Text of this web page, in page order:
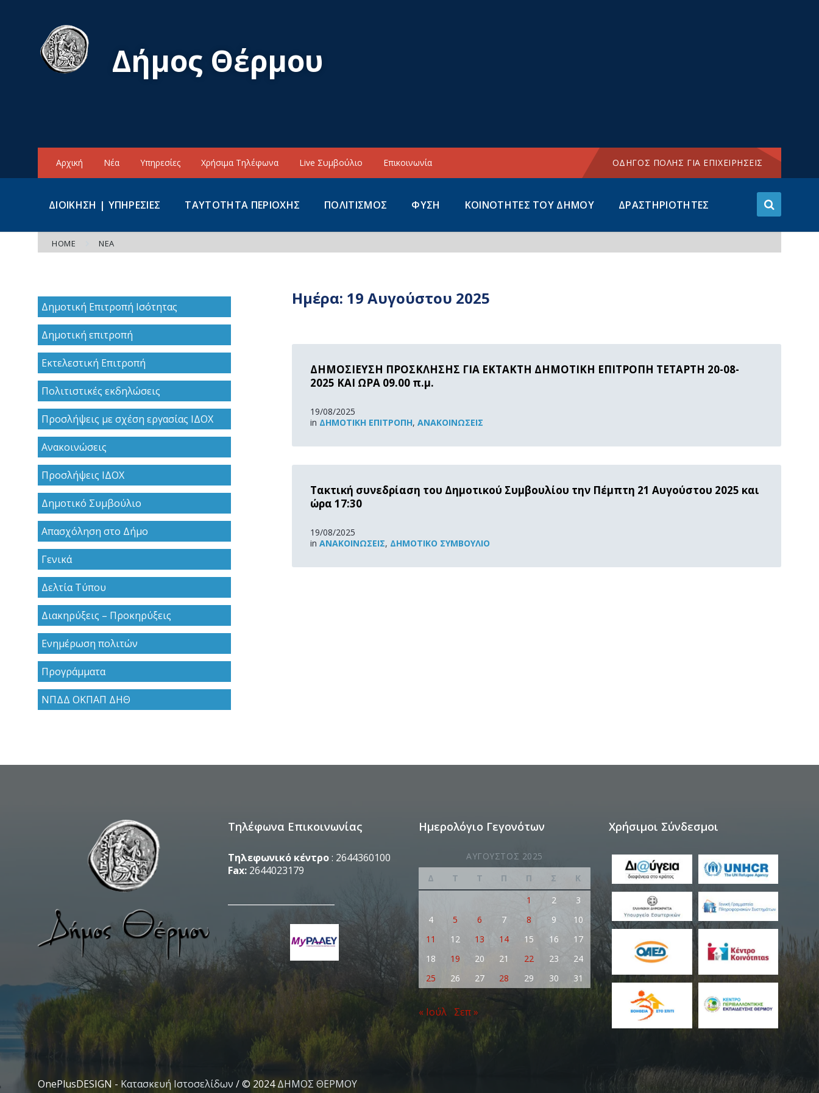
navigation
Δήμος Θέρμου
Αρχική Νέα Υπηρεσίες Χρήσιμα Τηλέφωνα Live Συμβούλιο Επικοινωνία
Choose
language:
ΟΔΗΓΟΣ ΠΟΛΗΣ ΓΙΑ ΕΠΙΧΕΙΡΗΣΕΙΣ
ΔΙΟΙΚΗΣΗ | ΥΠΗΡΕΣΙΕΣ ΤΑΥΤΟΤΗΤΑ ΠΕΡΙΟΧΗΣ ΠΟΛΙΤΙΣΜΟΣ ΦΥΣΗ ΚΟΙΝΟΤΗΤΕΣ ΤΟΥ ΔΗΜΟΥ ΔΡΑΣΤΗΡΙΟΤΗΤΕΣ
HOME ΝΈΑ
Ημέρα: 19 Αυγούστου 2025
ΔΗΜΟΣΙΕΥΣΗ ΠΡΟΣΚΛΗΣΗΣ ΓΙΑ ΕΚΤΑΚΤΗ ΔΗΜΟΤΙΚΗ ΕΠΙΤΡΟΠΗ ΤΕΤΑΡΤΗ 20-08-
2025 ΚΑΙ ΩΡΑ 09.00 π.μ.
19/08/2025
in ΔΗΜΟΤΙΚΉ ΕΠΙΤΡΟΠΉ, ΑΝΑΚOΙΝΏΣΕΙΣ
Read
Τακτική συνεδρίαση του Δημοτικού Συμβουλίου την Πέμπτη 21 Αυγούστου 2025 και
ώρα 17:30
19/08/2025
in ΑΝΑΚOΙΝΏΣΕΙΣ, ΔΗΜΟΤΙΚΌ ΣΥΜΒΟΎΛΙΟ
Read
Δημοτική Επιτροπή Ισότητας
Δημοτική επιτροπή
Εκτελεστική Επιτροπή
Πολιτιστικές εκδηλώσεις
Προσλήψεις με σχέση εργασίας ΙΔΟΧ
Ανακoινώσεις
Προσλήψεις ΙΔΟΧ
Δημοτικό Συμβούλιο
Απασχόληση στο Δήμο
Γενικά
Δελτία Τύπου
Διακηρύξεις – Προκηρύξεις
Ενημέρωση πολιτών
Προγράμματα
ΝΠΔΔ ΟΚΠΑΠ ΔΗΘ
Τηλέφωνα Επικοινωνίας
Τηλεφωνικό κέντρο: 2644360100
Fax: 2644023179
Ημερολόγιο Γεγονότων
ΑΎΓΟΥΣΤΟΣ 2025
Δ
Τ Τ Π Π Σ
Κ
1
2
3
4
5 6 7 8 9
10
11
12 13 14 15 16
17
18
19 20 21 22 23
24
25
26 27 28 29 30 31
« Ιούλ Σεπ »
Χρήσιμοι Σύνδεσμοι
OnePlusDESIGN - Κατασκευή Ιστοσελίδων / © 2024ΔΗΜΟΣ ΘΕΡΜΟΥ